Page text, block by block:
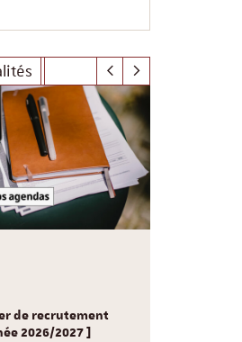
de recrutement
2026/2027 ]